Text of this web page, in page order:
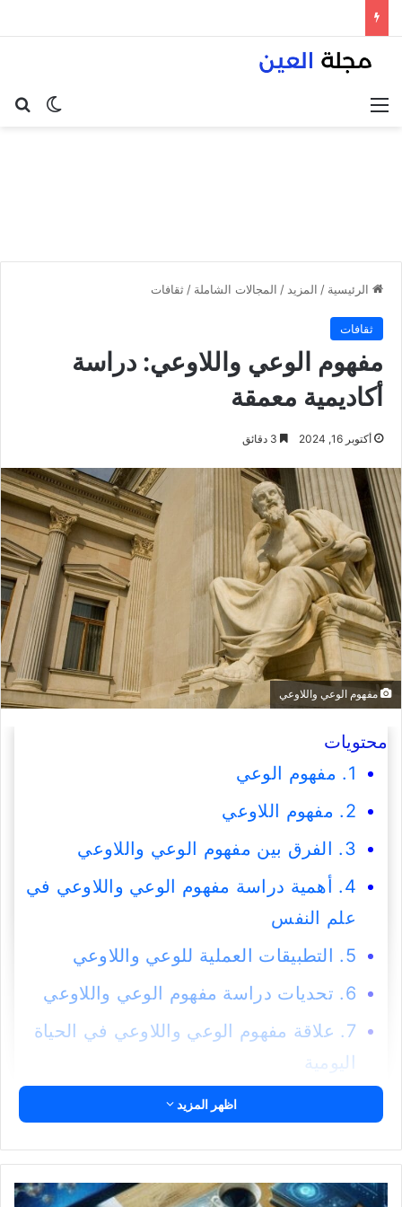
الوضع القائمة
الرئيسية / المزيد / المجالات الشاملة / ثقافات
ثقافات
مفهوم الوعي واللاوعي: دراسة
أكاديمية معمقة
أكتوبر 16, 2024
مفهوم الوعي واللاوعي
محتويات
1. مفهوم الوعي
2. مفهوم اللاوعي
3. الفرق بين مفهوم الوعي واللاوعي
4. أهمية دراسة مفهوم الوعي واللاوعي في
علم النفس
5. التطبيقات العملية للوعي واللاوعي
6. تحديات دراسة مفهوم الوعي واللاوعي
7. علاقة مفهوم الوعي واللاوعي في الحياة
اليومية
خلاصة مفهوم الوعي واللاوعي
يُعتبر مفهومالوعي واللاوعيمن المفاهيم
الأساسية التي تساعد في فهم آليات العقل
اظهر المزيد
مواقع